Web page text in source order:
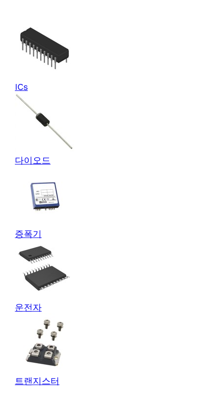
ICs
다이오드
증폭기
운전자
트랜지스터